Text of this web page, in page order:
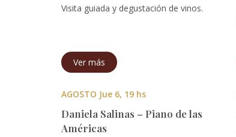
Visita guiada y degustación de vinos.
Ver más
AGOSTO Jue 6, 19 hs
Daniela Salinas – Piano de las
Américas